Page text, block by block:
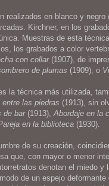
realizados en blanco y
Kirchner, en los
Muestras de esta
los grabados a color
con collar(1907), de
de plumas (1909); o
la técnica más utilizada,
las piedras (1913), sin
de bar(1913),Abordaje en la
en la biblioteca (1930).
de su creación,
que, con mayor o menor
denotan el miedo
de un espejo